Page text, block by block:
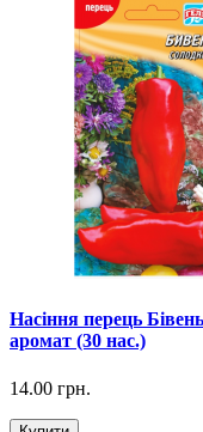
Насіння перець
аромат (30 нас.)
14.00 грн.